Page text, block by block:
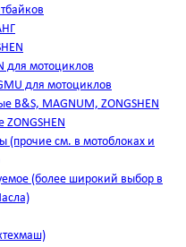
для мотоциклов
для мотоциклов
B&S, MAGNUM, ZONGSHEN
ZONGSHEN
(прочие см. в мотоблоках и
(более широкий выбор в